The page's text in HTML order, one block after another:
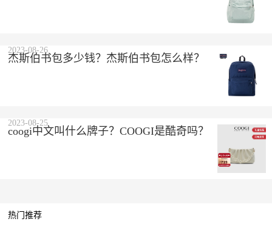
杰斯伯书包多少钱？杰斯伯书包怎么样？
2023-08-26
coogi中文叫什么牌子？COOGI是酷奇吗？
2023-08-25
热门推荐